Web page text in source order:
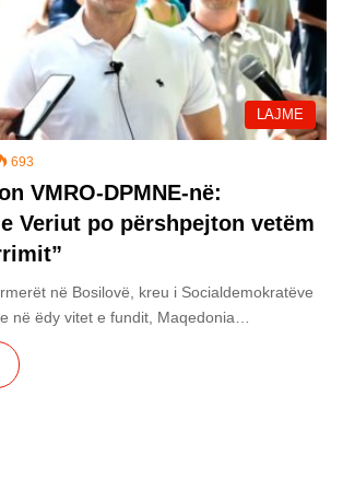
LAJME
693
VMRO-DPMNE-në:
Veriut po përshpejton vetëm
në Bosilovë, kreu i Socialdemokratëve
në ëdy vitet e fundit, Maqedonia…